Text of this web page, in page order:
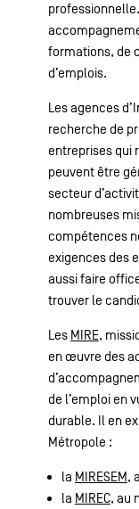
formations, de
d’emplois.
Les agences
recherche de
entreprises qui
peuvent être
secteur
nombreuses
compétences
exigences des
aussi faire
trouver le
Les MIRE,
en œuvre des
de l’emploi en
durable. Il en
Métropole :
la MIRESEM,
la MIREC, au